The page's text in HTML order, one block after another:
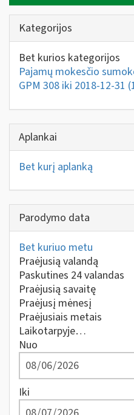
Kategorijos
Bet kurios kategorijos
Pajamų mokesčio
GPM 308 iki 2018-12-31
Aplankai
Bet kurį aplanką
Parodymo data
Bet kuriuo metu
Praėjusią valandą
Paskutines 24 valandas
Praėjusią savaitę
Praėjusį mėnesį
Praėjusiais metais
Laikotarpyje…
Nuo
Iki